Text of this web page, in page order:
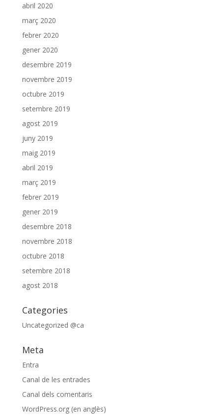
abril 2020
març 2020
febrer 2020
gener 2020
desembre 2019
novembre 2019
octubre 2019
setembre 2019
agost 2019
juny 2019
maig 2019
abril 2019
març 2019
febrer 2019
gener 2019
desembre 2018
novembre 2018
octubre 2018
setembre 2018
agost 2018
Categories
Uncategorized @ca
Meta
Entra
Canal de les entrades
Canal dels comentaris
WordPress.org (en anglès)